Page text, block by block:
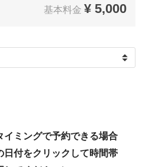
基本料金 ¥ 5,000
イミングで予約できる場合
日付をクリックして時間帯